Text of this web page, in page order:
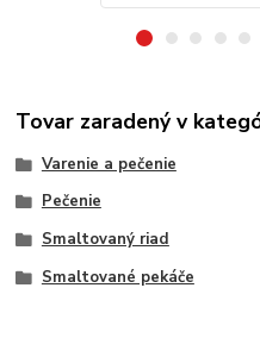
Tovar zaradený v
Varenie a pečenie
Pečenie
Smaltovaný riad
Smaltované pekáče